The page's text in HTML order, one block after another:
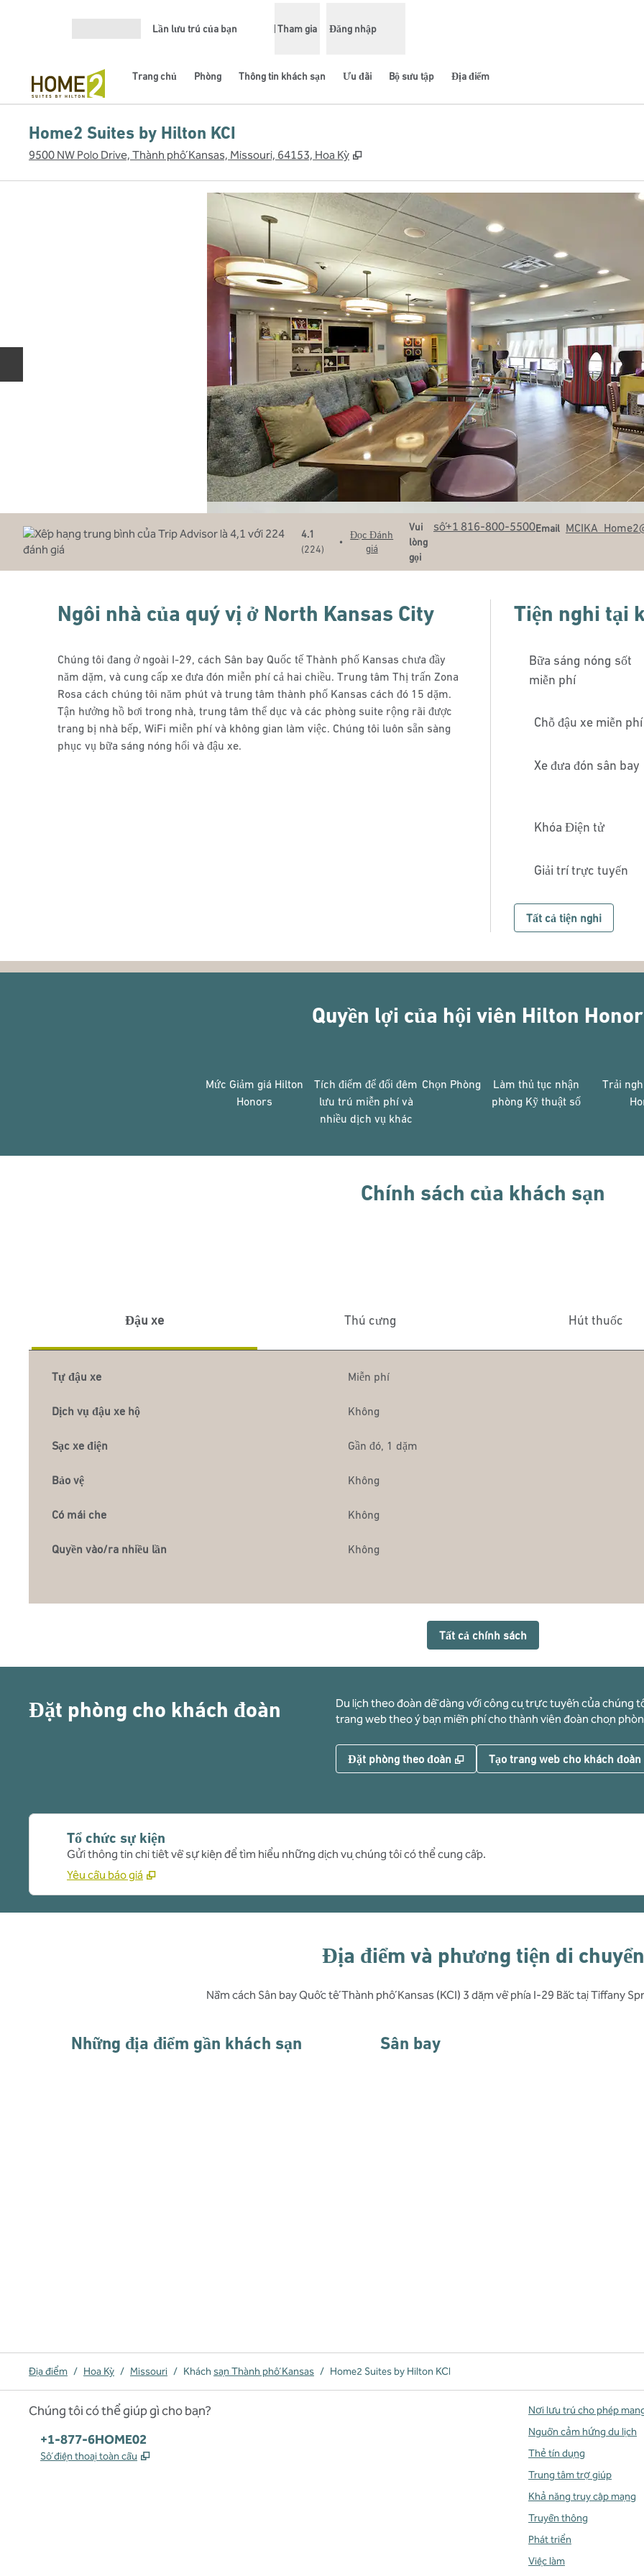
Lần lưu trú của bạn Tham gia Đăng nhập
Trang chủ Phòng Thông tin khách sạn Ưu đãi Bộ sưu tập Địa điểm
Home2 Suites by Hilton KCI
9500 NW Polo Drive, Thành phố Kansas, Missouri, 64153, Hoa Kỳ ,
4.1
(224)
•
Đọc Đánh
giá
Vui
lòng
gọi
Gọi số+1 816-800-5500Email
Email MCIKA_Home2
Ngôi nhà của quý vị ở North Kansas City
Chúng tôi đang ở ngoài I-29, cách Sân bay Quốc tế Thành phố Kansas chưa đầy
năm dặm, và cung cấp xe đưa đón miễn phí cả hai chiều. Trung tâm Thị trấn Zona
Rosa cách chúng tôi năm phút và trung tâm thành phố Kansas cách đó 15 dặm.
Tận hưởng hồ bơi trong nhà, trung tâm thể dục và các phòng suite rộng rãi được
trang bị nhà bếp, WiFi miễn phí và không gian làm việc. Chúng tôi luôn sẵn sàng
phục vụ bữa sáng nóng hổi và đậu xe.
Tiện nghi tại
Bữa sáng nóng sốt
miễn phí
Chỗ đậu xe miễn phí
Xe đưa đón sân bay
Khóa Điện tử
Giải trí trực tuyến
Tất cả tiện nghi
Quyền lợi của hội viên Hilton
Mức Giảm giá Hilton
Honors
Tích điểm để đổi đêm
lưu trú miễn phí và
nhiều dịch vụ khác
Chọn Phòng
Làm thủ tục nhận
phòng Kỹ thuật số
Trải
Chính sách của khách sạn
Đậu xe Thú cưng Hút thuốc
Tự đậu xe Miễn phí
Dịch vụ đậu xe hộ Không
Sạc xe điện Gần đó, 1 dặm
Bảo vệ Không
Có mái che Không
Quyền vào/ra nhiều lần Không
Tất cả chính sách
Đặt phòng cho khách đoàn
Du lịch theo đoàn dễ dàng với công cụ trực tuyến của
trang web theo ý bạn miễn phí cho thành viên đoàn chọn
Đặt phòng theo đoàn , Mở thẻ mới
Tạo trang web cho khách đoàn
Tổ chức sự kiện
Gửi thông tin chi tiết về sự kiện để tìm hiểu những dịch vụ chúng tôi có thể cung cấp.
Yêu cầu báo giá
Địa điểm và phương tiện di chuyển
Nằm cách Sân bay Quốc tế Thành phố Kansas (KCI) 3 dặm về phía I-29 Bắc tại Tiffany
Những địa điểm gần khách sạn Sân bay
Địa điểm / Hoa Kỳ / Missouri / Khách sạn Thành phố Kansas / Home2 Suites by Hilton KCI
Chúng tôi có thể giúp gì cho bạn?
Điện thoại:
+1-877-6HOME02
Số điện thoại toàn cầu ,
Nơi lưu trú cho phép
Nguồn cảm hứng du lịch
Thẻ tín dụng
Trung tâm trợ giúp
Khả năng truy cập mạng
Truyền thông
Phát triển
Việc làm